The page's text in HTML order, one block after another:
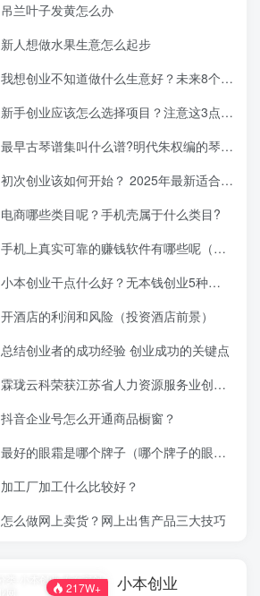
吊兰叶子发黄怎么办
新人想做水果生意怎么起步
我想创业不知道做什么生意好？未来8个不起眼的暴利小生意
新手创业应该怎么选择项目？注意这3点选择好创业项目
最早古琴谱集叫什么谱?明代朱权编的琴谱神奇秘谱介绍
初次创业该如何开始？ 2025年最新适合年轻人的低成本创业项目
电商哪些类目呢？手机壳属于什么类目?
手机上真实可靠的赚钱软件有哪些呢（盘点三个手机赚钱软件）
小本创业干点什么好？无本钱创业5种方法
开酒店的利润和风险（投资酒店前景）
总结创业者的成功经验 创业成功的关键点
霖珑云科荣获江苏省人力资源服务业创新创业大赛奖项
抖音企业号怎么开通商品橱窗？
最好的眼霜是哪个牌子（哪个牌子的眼霜好用）
加工厂加工什么比较好？
怎么做网上卖货？网上出售产品三大技巧
217W+ 小本创业